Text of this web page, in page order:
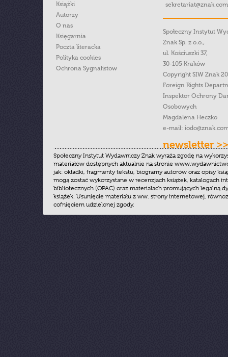
Książki
Autorzy
O nas
Księgarnia
Poczta literacka
Polityka cookies
Ochrona Sygnalistow
Społeczny Instytut
Znak Sp. z o.o.,
ul. Kościuszki 37,
30-105 Kraków
Copyright SIW Znak
Foreign Rights
Inspektor Ochrony
Osobowych
Magdalena Heczko
e-mail:
newsletter >>
Społeczny Instytut Wydawniczy Znak wyraża zgodę na
materiałów dostępnych aktualnie na stronie
jak: okładki, fragmenty tekstu, biogramy autorów oraz opisy
mogą zostać wykorzystane w recenzjach książek, katalogach
bibliotecznych (OPAC) oraz materiałach promujących legalną
książek. Usunięcie materiału z ww. strony internetowej,
cofnięciem udzielonej zgody.